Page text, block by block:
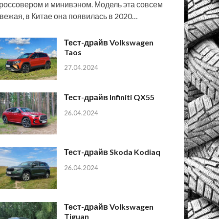
и минивэном. Модель эта совсем
в Китае она появилась в 2020…
Тест-драйв Volkswagen
Taos
27.04.2024
Тест-драйв Infiniti QX55
26.04.2024
Тест-драйв Skoda Kodiaq
26.04.2024
Тест-драйв Volkswagen
Tiguan